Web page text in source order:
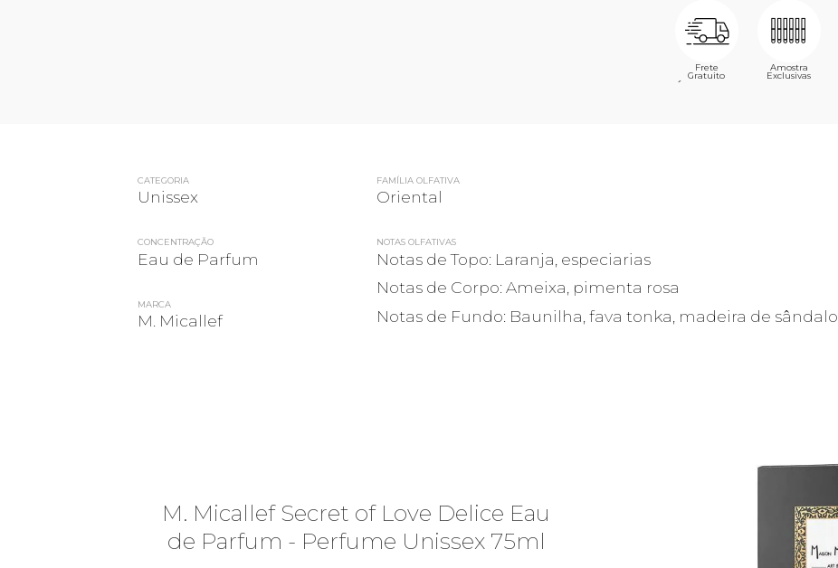
Frete
Gratuito
Amostra
Exclusivas
´
CATEGORIA
Unissex
CONCENTRAÇÃO
Eau de Parfum
MARCA
M. Micallef
FAMÍLIA OLFATIVA
Oriental
NOTAS OLFATIVAS
Notas de Topo: Laranja, especiarias
Notas de Corpo: Ameixa, pimenta rosa
Notas de Fundo: Baunilha, fava tonka, madeira de sândalo
M. Micallef Secret of Love Delice Eau
de Parfum - Perfume Unissex 75ml